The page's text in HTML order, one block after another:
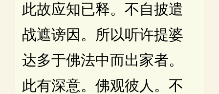
此故应知已释。不自披遣
战遮谤因。所以听许提婆
达多于佛法中而出家者。
此有深意。佛观彼人。不